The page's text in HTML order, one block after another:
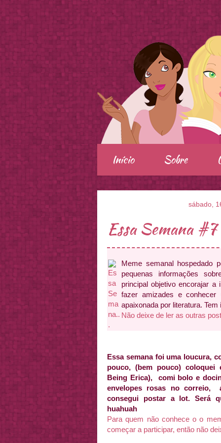
.
Início Sobre
sábado,
Essa Semana
Meme semanal hospedado
pequenas informações
principal objetivo encorajar a
fazer amizades e conhecer
apaixonada por literatura.
Não deixe de ler as outras
Essa semana foi uma loucura,
pouco, (bem pouco) coloquei
Being Erica), comi bolo e
envelopes rosas no correio,
consegui postar a lot. Será
huahuah
Para quem não conhece o o
começar a participar, então não